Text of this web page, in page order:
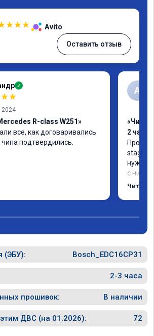
★★★ Avito
Оставить отзыв
✓
★★
2024
R-class W251»
все, как договаривались
подтвердились.
А
«Чип
2 часа»
stage
нужно:
с
Одни
Читать
(ЭБУ): Bosch_EDC16CP31
2-3 часа
прошивок: В наличии
ДВС (на 01.2026): 72